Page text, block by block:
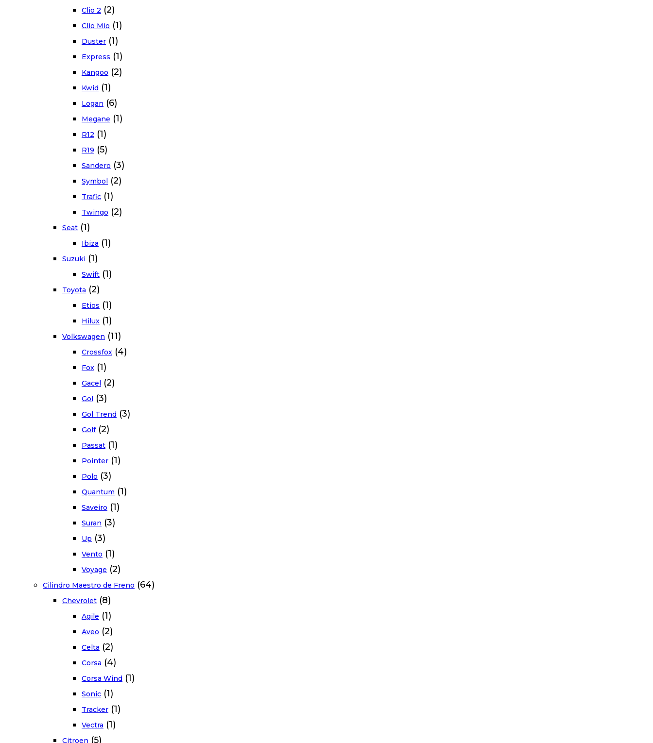
Clio 2 (2)
Clio Mio (1)
Duster (1)
Express (1)
Kangoo (2)
Kwid (1)
Logan (6)
Megane (1)
R12 (1)
R19 (5)
Sandero (3)
Symbol (2)
Trafic (1)
Twingo (2)
Seat (1)
Ibiza (1)
Suzuki (1)
Swift (1)
Toyota (2)
Etios (1)
Hilux (1)
Volkswagen (11)
Crossfox (4)
Fox (1)
Gacel (2)
Gol (3)
Gol Trend (3)
Golf (2)
Passat (1)
Pointer (1)
Polo (3)
Quantum (1)
Saveiro (1)
Suran (3)
Up (3)
Vento (1)
Voyage (2)
Cilindro Maestro de Freno (64)
Chevrolet (8)
Agile (1)
Aveo (2)
Celta (2)
Corsa (4)
Corsa Wind (1)
Sonic (1)
Tracker (1)
Vectra (1)
Citroen (5)